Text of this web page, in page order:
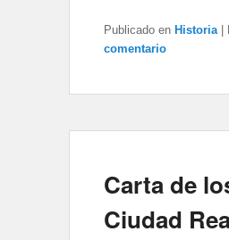
Publicado en Historia
comentario
Carta de
Ciudad